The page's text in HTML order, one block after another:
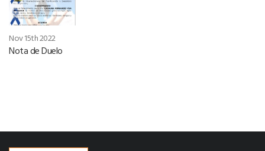
Nov 15th 2022
Nota de Duelo